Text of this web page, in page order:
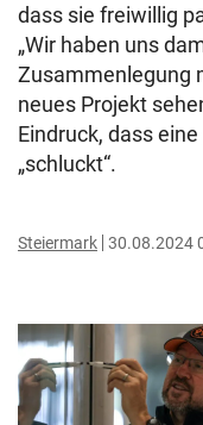
dass sie freiwillig
„Wir haben uns
Zusammenlegung
neues Projekt
Eindruck, dass
„schluckt“.
Steiermark 30.08.2024